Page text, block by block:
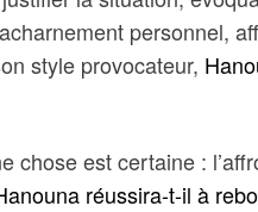
personnel,
style provocateur,
chose est certaine :
réussira-t-il à